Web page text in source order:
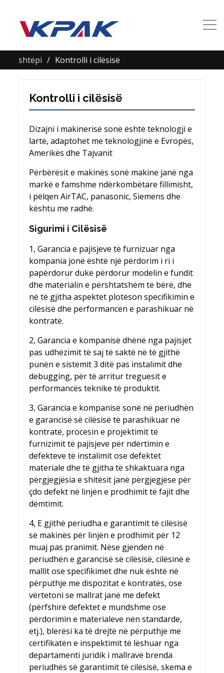
shtëpi Kontrolli i cilësisë
Kontrolli i cilësisë
Dizajni i makinerisë sonë është teknologji e
lartë, adaptohet me teknologjinë e Evropës,
Amerikës dhe Tajvanit
Përbërësit e makinës sonë makine janë nga
markë e famshme ndërkombëtare fillimisht,
i pëlqen AirTAC, panasonic, Siemens dhe
kështu me radhë.
Sigurimi i Cilësisë
1, Garancia e pajisjeve të furnizuar nga
kompania jonë është një përdorim i ri i
papërdorur duke përdorur modelin e fundit
dhe materialin e përshtatshëm të bërë, dhe
në të gjitha aspektet plotëson specifikimin e
cilësisë dhe performancën e parashikuar në
kontratë.
2, Garancia e kompanisë dhënë nga pajisjet
pas udhëzimit të saj të saktë në të gjithë
punën e sistemit 3 ditë pas instalimit dhe
debugging, për të arritur treguesit e
performancës teknike të produktit.
3, Garancia e kompanisë sonë në periudhën
e garancisë së cilësisë të parashikuar në
kontratë, procesin e projektimit të
furnizimit të pajisjeve për ndërtimin e
defekteve të instalimit ose defektet
materiale dhe të gjitha të shkaktuara nga
përgjegjësia e shitësit janë përgjegjëse për
çdo defekt në linjën e prodhimit të fajit dhe
dëmtimit.
4, E gjithë periudha e garantimit të cilësisë
së makinës për linjën e prodhimit për 12
muaj pas pranimit. Nëse gjenden në
periudhën e garancisë së cilësisë, cilësinë e
mallit ose specifikimet dhe nuk është në
përputhje me dispozitat e kontratës, ose
vërtetoni se mallrat janë me defekt
(përfshirë defektet e mundshme ose
përdorimin e materialeve nën standarde,
etj.), blerësi ka të drejtë në përputhje me
certifikatën e inspektimit të lëshuar nga
departamenti juridik i mallrave brenda
periudhës së garantimit të cilësisë, skema e